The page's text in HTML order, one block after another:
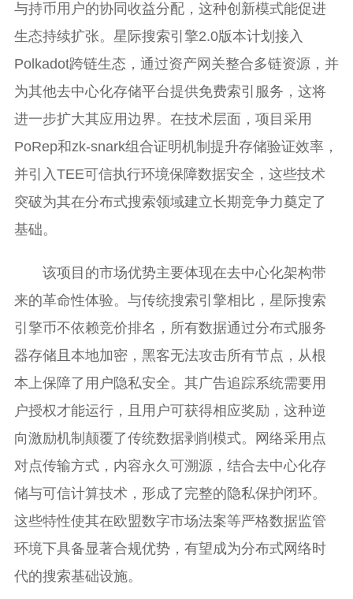
与持币用户的协同收益分配，这种创新模式能促进
生态持续扩张。星际搜索引擎2.0版本计划接入
Polkadot跨链生态，通过资产网关整合多链资源，并
为其他去中心化存储平台提供免费索引服务，这将
进一步扩大其应用边界。在技术层面，项目采用
PoRep和zk-snark组合证明机制提升存储验证效率，
并引入TEE可信执行环境保障数据安全，这些技术
突破为其在分布式搜索领域建立长期竞争力奠定了
基础。
该项目的市场优势主要体现在去中心化架构带
来的革命性体验。与传统搜索引擎相比，星际搜索
引擎币不依赖竞价排名，所有数据通过分布式服务
器存储且本地加密，黑客无法攻击所有节点，从根
本上保障了用户隐私安全。其广告追踪系统需要用
户授权才能运行，且用户可获得相应奖励，这种逆
向激励机制颠覆了传统数据剥削模式。网络采用点
对点传输方式，内容永久可溯源，结合去中心化存
储与可信计算技术，形成了完整的隐私保护闭环。
这些特性使其在欧盟数字市场法案等严格数据监管
环境下具备显著合规优势，有望成为分布式网络时
代的搜索基础设施。